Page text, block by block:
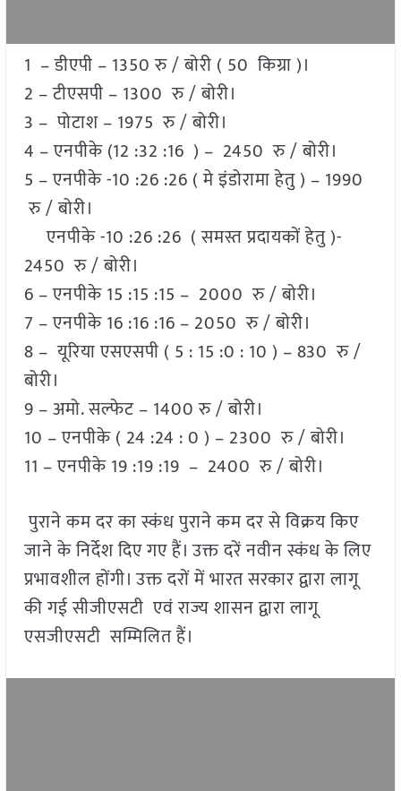
1 – डीएपी – 1350 रु / बोरी ( 50 किग्रा )।
2 – टीएसपी – 1300 रु / बोरी।
3 – पोटाश – 1975 रु / बोरी।
4 – एनपीके (12 :32 :16 ) – 2450 रु / बोरी।
5 – एनपीके -10 :26 :26 ( मे इंडोरामा हेतु ) – 1990
रु / बोरी।
एनपीके -10 :26 :26 ( समस्त प्रदायकों हेतु )-
2450 रु / बोरी।
6 – एनपीके 15 :15 :15 – 2000 रु / बोरी।
7 – एनपीके 16 :16 :16 – 2050 रु / बोरी।
8 – यूरिया एसएसपी ( 5 : 15 :0 : 10 ) – 830 रु /
बोरी।
9 – अमो. सल्फेट – 1400 रु / बोरी।
10 – एनपीके ( 24 :24 : 0 ) – 2300 रु / बोरी।
11 – एनपीके 19 :19 :19 – 2400 रु / बोरी।
पुराने कम दर का स्कंध पुराने कम दर से विक्रय किए
जाने के निर्देश दिए गए हैं। उक्त दरें नवीन स्कंध के लिए
प्रभावशील होंगी। उक्त दरों में भारत सरकार द्वारा लागू
की गई सीजीएसटी एवं राज्य शासन द्वारा लागू
एसजीएसटी सम्मिलित हैं।